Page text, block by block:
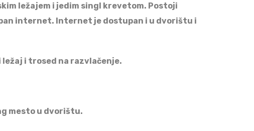
ležajem i jedim singl krevetom. Postoji
internet. Internet je dostupan i u dvorištu i
i trosed na razvlačenje.
mesto u dvorištu.